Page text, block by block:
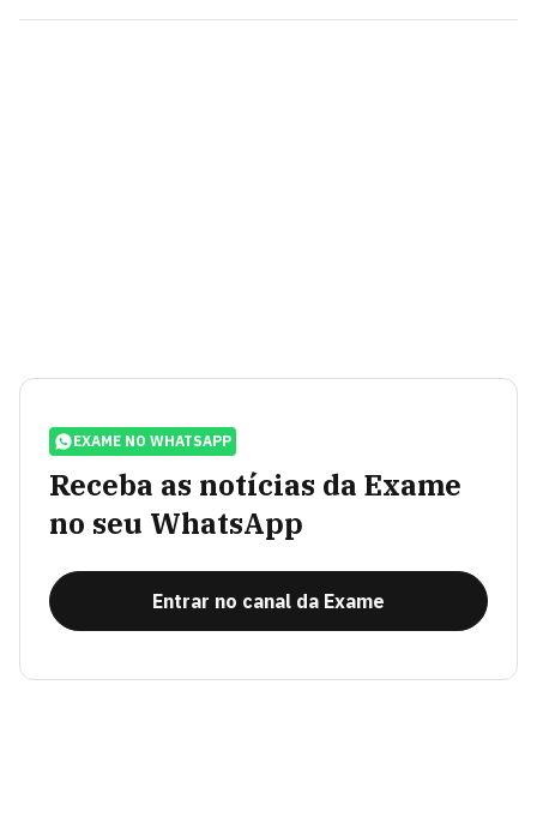
EXAME NO WHATSAPP
Receba as notícias da Exame
no seu WhatsApp
Entrar no canal da Exame